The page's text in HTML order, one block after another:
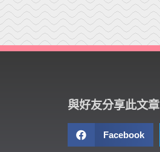
與好友分享此文章
Facebook